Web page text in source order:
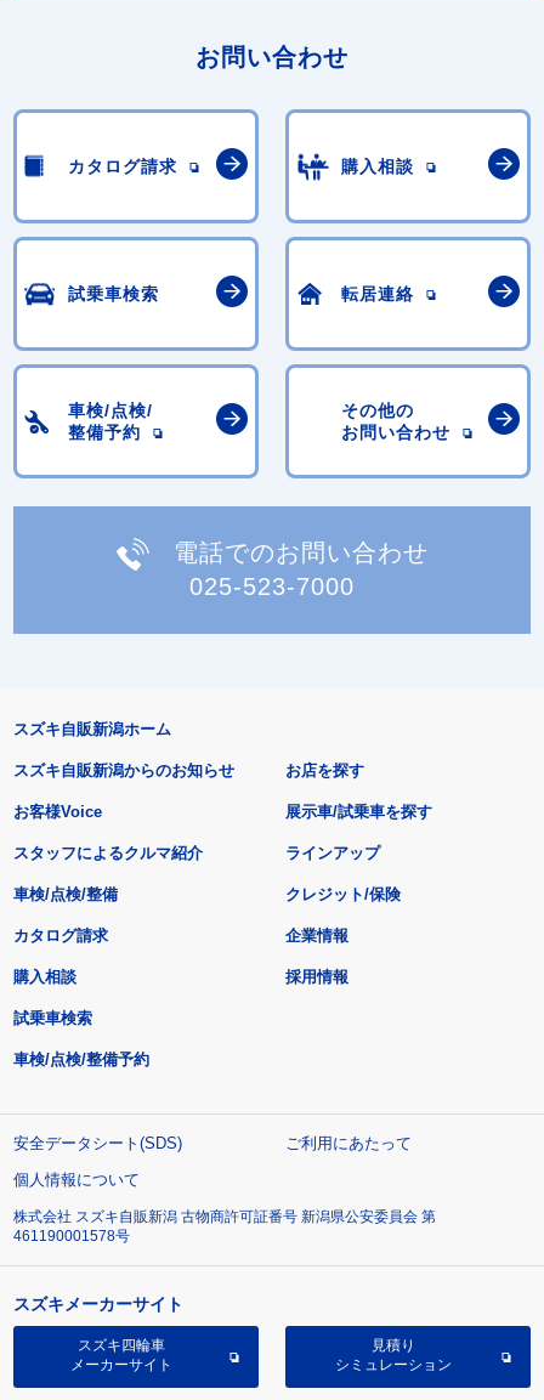
お問い合わせ
カタログ請求 購入相談
試乗車検索 転居連絡
車検/点検/
整備予約
その他の
お問い合わせ
電話でのお問い合わせ
025-523-7000
スズキ自販新潟ホーム
スズキ自販新潟からのお知らせ
お客様Voice
スタッフによるクルマ紹介
お店を探す
展示車/試乗車を探す
ラインアップ
車検/点検/整備 クレジット/保険
カタログ請求
購入相談
試乗車検索
車検/点検/整備予約
企業情報
採用情報
安全データシート(SDS)
ご利用にあたって
個人情報について
株式会社 スズキ自販新潟 古物商許可証番号 新潟県公安委員会 第
461190001578号
スズキメーカーサイト
スズキ四輪車
メーカーサイト
見積り
シミュレーション